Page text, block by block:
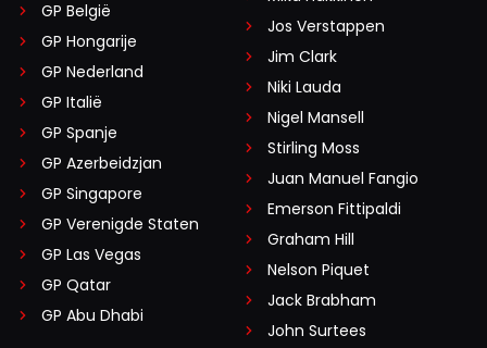
GP België
GP Hongarije
GP Nederland
GP Italië
GP Spanje
GP Azerbeidzjan
GP Singapore
GP Verenigde Staten
GP Las Vegas
GP Qatar
GP Abu Dhabi
Jos Verstappen
Jim Clark
Niki Lauda
Nigel Mansell
Stirling Moss
Juan Manuel Fangio
Emerson Fittipaldi
Graham Hill
Nelson Piquet
Jack Brabham
John Surtees